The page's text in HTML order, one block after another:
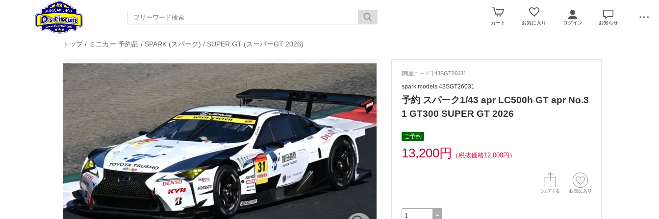
カート お気に入り ログイン お知らせ
トップ/ ミニカー 予約品 / SPARK (スパーク) / SUPER GT (スーパーGT 2026)
[商品コード ] 43SGT26031
spark models 43SGT26031
予約 スパーク1/43 apr LC500h GT apr No.3
1 GT300 SUPER GT 2026
ご予約
13,200円 （税抜価格12,000円）